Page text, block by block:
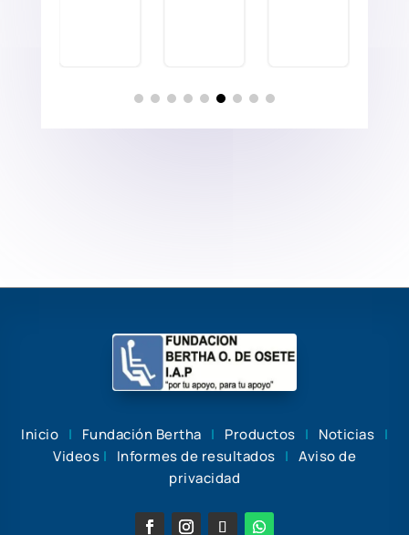
Inicio | Fundación Bertha | Productos | Noticias |
Videos | Informes de resultados | Aviso de
privacidad